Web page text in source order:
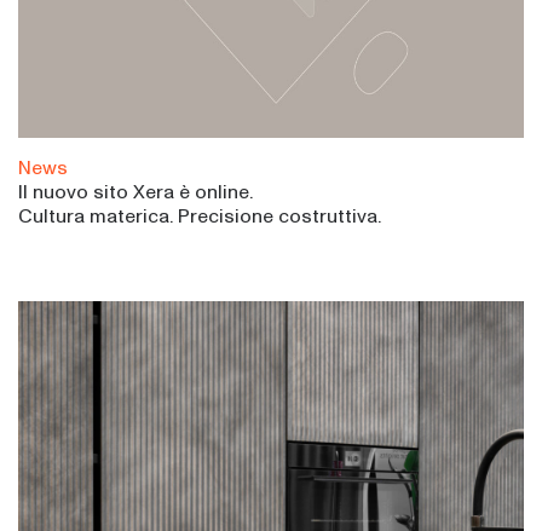
News
Il nuovo sito Xera è online.
Cultura materica. Precisione costruttiva.